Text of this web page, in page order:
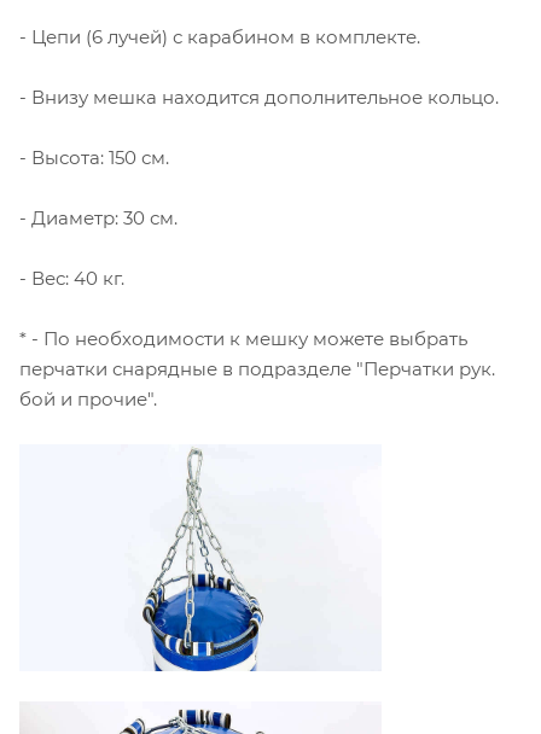
- Цепи (6 лучей) с карабином в комплекте.
- Внизу мешка находится дополнительное кольцо.
- Высота: 150 см.
- Диаметр: 30 см.
- Вес: 40 кг.
* - По необходимости к мешку можете выбрать
перчатки снарядные в подразделе "Перчатки рук.
бой и прочие".